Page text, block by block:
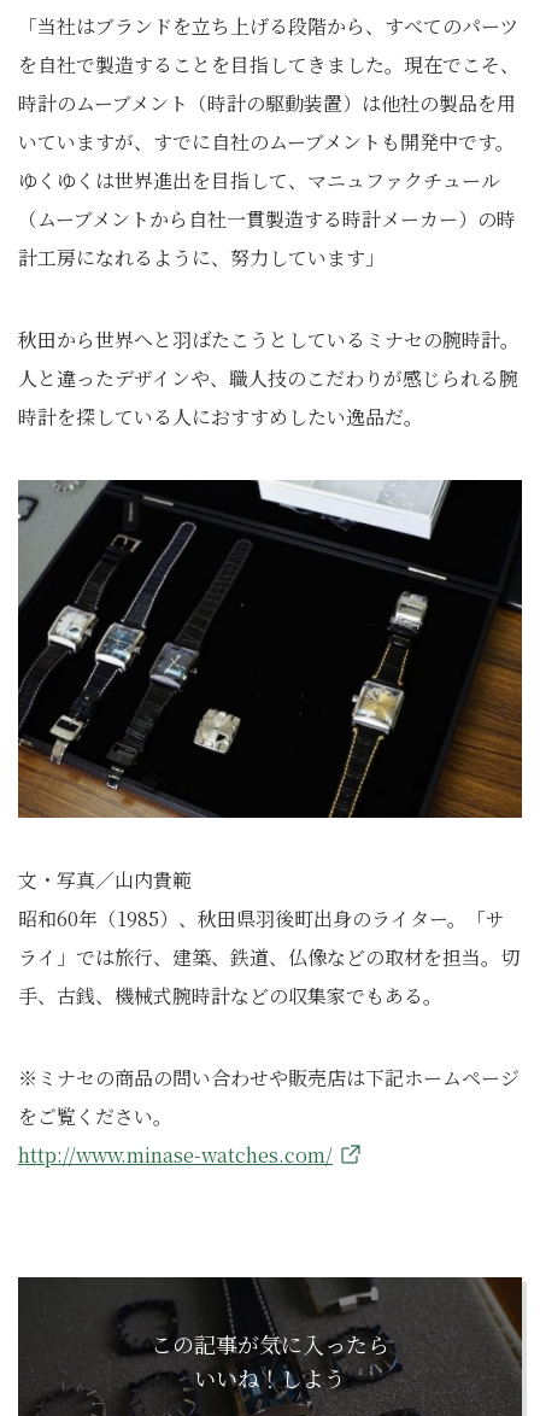
「当社はブランドを立ち上げる段階から、すべてのパーツ
を自社で製造することを目指してきました。現在でこそ、
時計のムーブメント（時計の駆動装置）は他社の製品を用
いていますが、すでに自社のムーブメントも開発中です。
ゆくゆくは世界進出を目指して、マニュファクチュール
（ムーブメントから自社一貫製造する時計メーカー）の時
計工房になれるように、努力しています」
秋田から世界へと羽ばたこうとしているミナセの腕時計。
人と違ったデザインや、職人技のこだわりが感じられる腕
時計を探している人におすすめしたい逸品だ。
文・写真／山内貴範
昭和60年（1985）、秋田県羽後町出身のライター。「サ
ライ」では旅行、建築、鉄道、仏像などの取材を担当。切
手、古銭、機械式腕時計などの収集家でもある。
※ミナセの商品の問い合わせや販売店は下記ホームページ
をご覧ください。
http://www.minase-watches.com/
この記事が気に入ったら
いいね！しよう